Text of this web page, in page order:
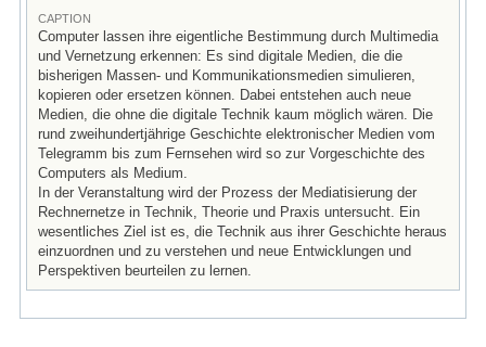
CAPTION
Computer lassen ihre eigentliche Bestimmung durch Multimedia
und Vernetzung erkennen: Es sind digitale Medien, die die
bisherigen Massen- und Kommunikationsmedien simulieren,
kopieren oder ersetzen können. Dabei entstehen auch neue
Medien, die ohne die digitale Technik kaum möglich wären. Die
rund zweihundertjährige Geschichte elektronischer Medien vom
Telegramm bis zum Fernsehen wird so zur Vorgeschichte des
Computers als Medium.
In der Veranstaltung wird der Prozess der Mediatisierung der
Rechnernetze in Technik, Theorie und Praxis untersucht. Ein
wesentliches Ziel ist es, die Technik aus ihrer Geschichte heraus
einzuordnen und zu verstehen und neue Entwicklungen und
Perspektiven beurteilen zu lernen.